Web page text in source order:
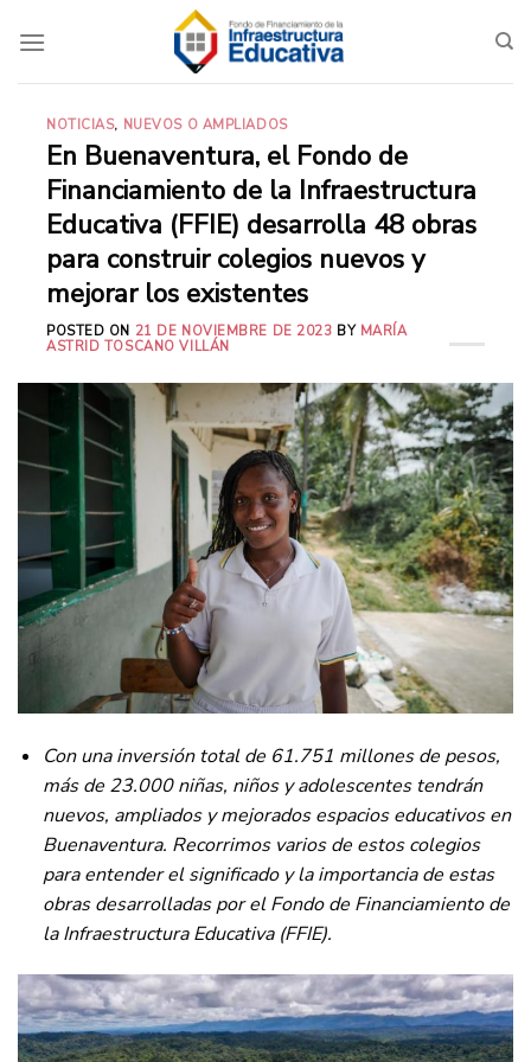
NOTICIAS, NUEVOS O AMPLIADOS
En Buenaventura, el Fondo de
Financiamiento de la Infraestructura
Educativa (FFIE) desarrolla 48 obras
para construir colegios nuevos y
mejorar los existentes
POSTED ON 21 DE NOVIEMBRE DE 2023 BY MARÍA
ASTRID TOSCANO VILLÁN
Con una inversión total de 61.751 millones de pesos,
más de 23.000 niñas, niños y adolescentes tendrán
nuevos, ampliados y mejorados espacios educativos en
Buenaventura. Recorrimos varios de estos colegios
para entender el significado y la importancia de estas
obras desarrolladas por el Fondo de Financiamiento de
la Infraestructura Educativa (FFIE).